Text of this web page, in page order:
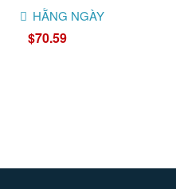
HẰNG NGÀY
$70.59